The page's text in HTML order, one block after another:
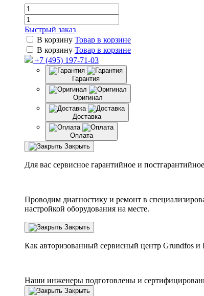
Быстрый заказ
В корзину Товар в корзине
В корзину Товар в корзине
+7 (495) 197-71-03
Гарантия
Оригинал
Доставка
Оплата
Закрыть
Для вас сервисное гарантийное и
Проводим диагностику и ремонт в
настройкой оборудования на месте.
Закрыть
Как авторизованный сервисный центр Grundfos и
Наши инженеры подготовлены и
Закрыть